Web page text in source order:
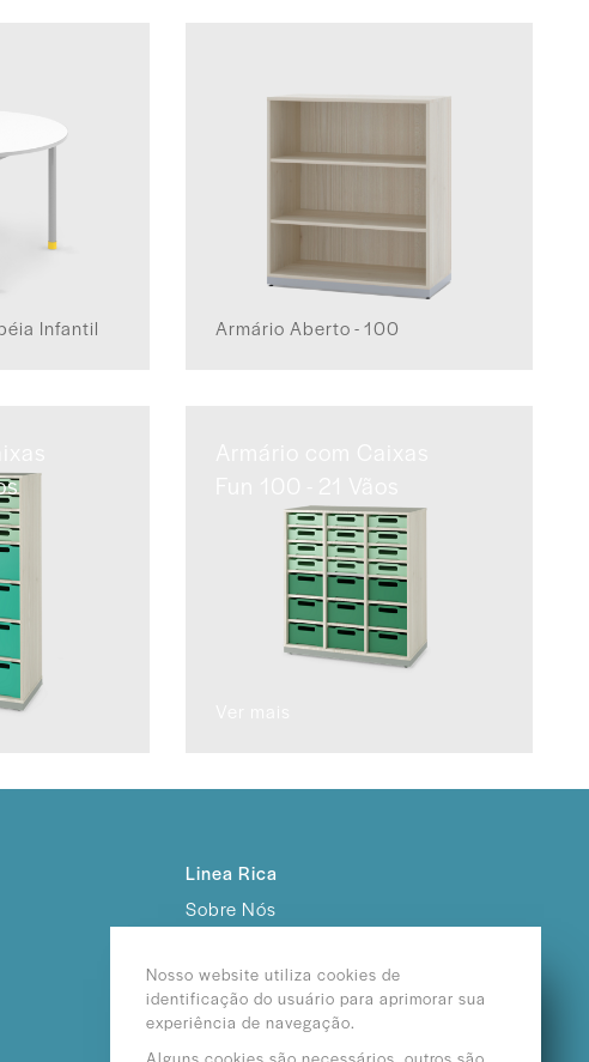
Infantil Armário Aberto - 100
Linea Rica
Sobre Nós
Nosso website utiliza cookies de
identificação do usuário para aprimorar sua
experiência de navegação.